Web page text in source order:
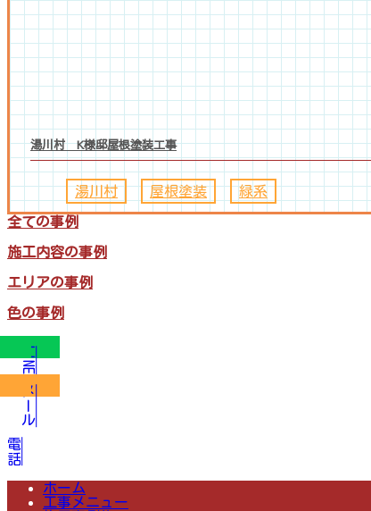
湯川村 K様邸屋根塗装工事
湯川村 、 屋根塗装 、 緑系
全ての事例
施工内容の事例
エリアの事例
色の事例
LINE
メール
電話
ホーム
工事メニュー